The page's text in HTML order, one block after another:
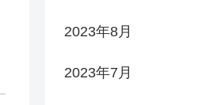
2023年8月
2023年7月